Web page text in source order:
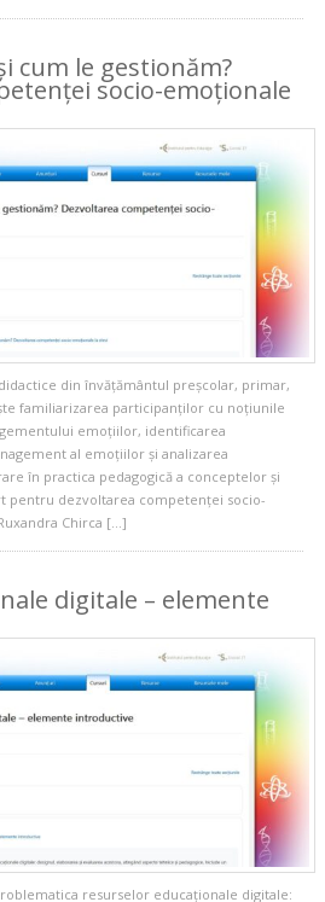
cum le gestionăm?
socio-emoționale
din învățământul preșcolar, primar,
familiarizarea participanților cu noțiunile
emoțiilor, identificarea
al emoțiilor și analizarea
în practica pedagogică a conceptelor și
pentru dezvoltarea competenței socio-
Chirca […]
digitale – elemente
resurselor educaționale digitale: